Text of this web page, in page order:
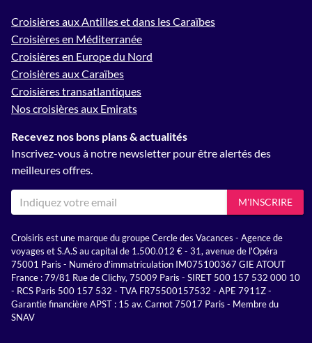
Croisières aux Antilles et dans les Caraïbes
Croisières en Méditerranée
Croisières en Europe du Nord
Croisières aux Caraïbes
Croisières transatlantiques
Nos croisières aux Emirats
Recevez nos bons plans & actualités
Inscrivez-vous à notre newsletter pour être alertés des
meilleures offres.
M'INSCRIRE
Croisiris est une marque du groupe Cercle des Vacances - Agence de
voyages et S.A.S au capital de 1.500.012 € - 31, avenue de l'Opéra
75001 Paris - Numéro d'immatriculation IM075100367 GIE ATOUT
France : 79/81 Rue de Clichy, 75009 Paris - SIRET 500 157 532 000 10
- RCS Paris 500 157 532 - TVA FR75500157532 - APE 7911Z -
Garantie financière APST : 15 av. Carnot 75017 Paris - Membre du
SNAV